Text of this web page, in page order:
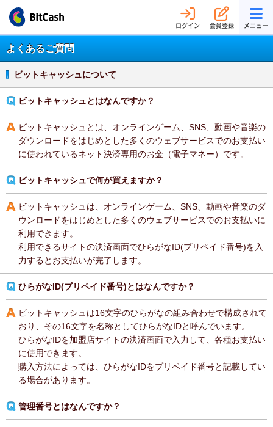
ログイン 会員登録 メニュー
よくあるご質問
ビットキャッシュについて
ビットキャッシュとはなんですか？
ビットキャッシュとは、オンラインゲーム、SNS、動画や音楽の
ダウンロードをはじめとした多くのウェブサービスでのお支払い
に使われているネット決済専用のお金（電子マネー）です。
ビットキャッシュで何が買えますか？
ビットキャッシュは、オンラインゲーム、SNS、動画や音楽のダ
ウンロードをはじめとした多くのウェブサービスでのお支払いに
利用できます。
利用できるサイトの決済画面でひらがなID(プリペイド番号)を入
力するとお支払いが完了します。
ひらがなID(プリペイド番号)とはなんですか？
ビットキャッシュは16文字のひらがなの組み合わせで構成されて
おり、その16文字を名称としてひらがなIDと呼んでいます。
ひらがなIDを加盟店サイトの決済画面で入力して、各種お支払い
に使用できます。
購入方法によっては、ひらがなIDをプリペイド番号と記載してい
る場合があります。
管理番号とはなんですか？